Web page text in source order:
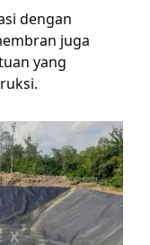
dengan
juga
yang